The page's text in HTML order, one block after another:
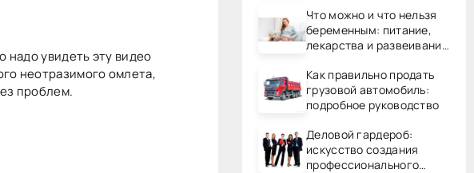
надо увидеть эту видео
неотразимого омлета,
проблем.
Что можно и что нельзя
беременным: питание,
лекарства и развеивание
Как правильно продать
грузовой автомобиль:
подробное руководство
Деловой гардероб:
искусство создания
профессионального